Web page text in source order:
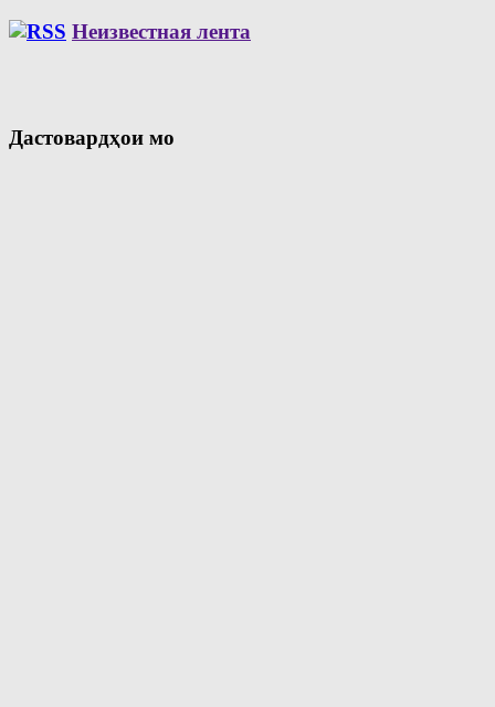
Неизвестная лента
Дастовардҳои мо